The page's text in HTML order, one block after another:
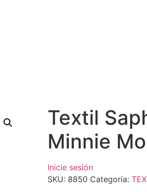
Textil
Minnie
Inicie sesión
SKU: 8850 Categoría: